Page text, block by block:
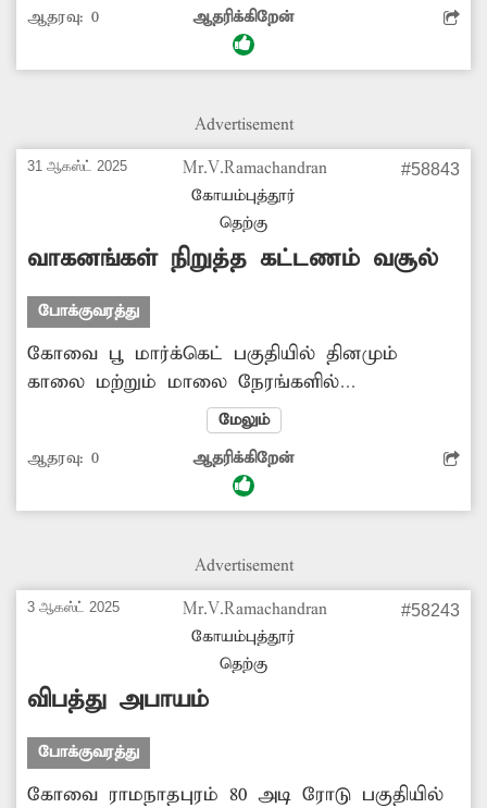
உள்ளது. இதனால் இந்த வழியாக வரும்
வாகனங்கள் மூடியில்லாத மழைநீர் வடிகாலில்
நடந்து செல்வோரும் விபத்தில் சிக்கும் அபாயம்
அமைக்க அதிகாரிகள் நடவடிக்கை
ஆதரவு: 0 ஆதரிக்கிறேன்
Advertisement
31 ஆகஸ்ட் 2025
Mr.V.Ramachandran
கோயம்புத்தூர்
தெற்கு
#58843
வாகனங்கள் நிறுத்த கட்டணம் வசூல்
போக்குவரத்து
கோவை பூ மார்க்கெட் பகுதியில் தினமும்
காலை மற்றும் மாலை நேரங்களில்
வியாபாரிகள், வாடிக்கையாளர்கள் என
ஏராளமானோர் வந்து செல்கின்றனர். இவர்கள்
இருசக்கர வாகனங்களை நிறுத்த அங்கு இடம்
உள்ளது. இதுவரை கட்டணமின்றி வாகனங்கள்
வசூலிக்கின்றனர். இதனால் மார்க்கெட்டுக்கு
பாதிக்கப்படுகின்றனர். எனவே அங்கு இருசக்கர
வாகனங்கள் நிறுத்த கட்டணம் விதித்த முடிவை
மாநகராட்சி அதிகாரிகள் திரும்ப பெற
நடவடிக்கை எடுக்க வேண்டும்.
மேலும்
ஆதரவு: 0 ஆதரிக்கிறேன்
Advertisement
3 ஆகஸ்ட் 2025
Mr.V.Ramachandran
கோயம்புத்தூர்
தெற்கு
#58243
விபத்து அபாயம்
போக்குவரத்து
கோவை ராமநாதபுரம் 80 அடி ரோடு பகுதியில்